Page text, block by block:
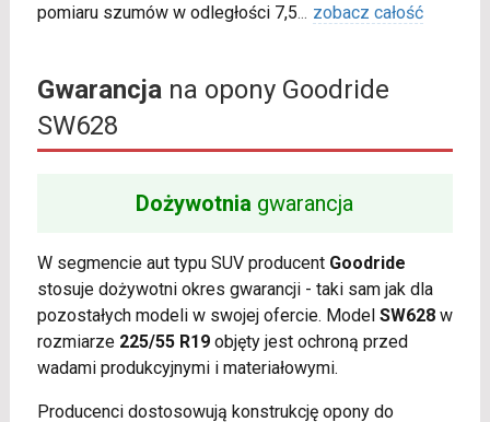
pomiaru szumów w odległości 7,5... zobacz całość
Gwarancjana opony Goodride
SW628
Dożywotnia gwarancja
W segmencie aut typu SUV producent Goodride
stosuje dożywotni okres gwarancji - taki sam jak dla
pozostałych modeli w swojej ofercie. Model SW628w
rozmiarze 225/55 R19objęty jest ochroną przed
wadami produkcyjnymi i materiałowymi.
Producenci dostosowują konstrukcję opony do